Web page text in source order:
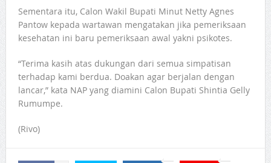
Sementara itu, Calon Wakil Bupati Minut Netty Agnes
Pantow kepada wartawan mengatakan jika pemeriksaan
kesehatan ini baru pemeriksaan awal yakni psikotes.
“Terima kasih atas dukungan dari semua simpatisan
terhadap kami berdua. Doakan agar berjalan dengan
lancar,” kata NAP yang diamini Calon Bupati Shintia Gelly
Rumumpe.
(Rivo)